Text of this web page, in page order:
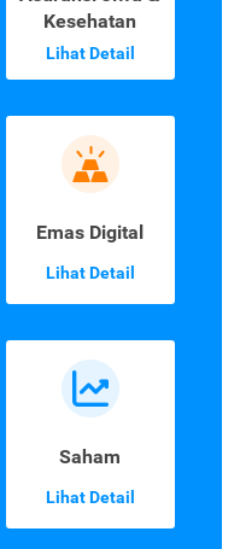
Kesehatan
Lihat Detail
Emas Digital
Lihat Detail
Saham
Lihat Detail